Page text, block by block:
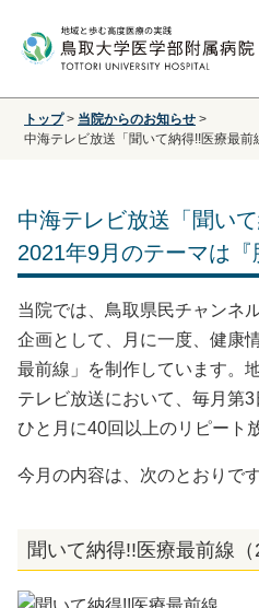
トップ > 当院からのお知らせ >
中海テレビ放送「聞いて納得!!医療最前
中海テレビ放送「聞い
2021年9月のテーマは『
当院では、鳥取県民チャンネ
企画として、月に一度、健康
最前線」を制作しています。
テレビ放送において、毎月第3
ひと月に40回以上のリピート
今月の内容は、次のとおりで
聞いて納得!!医療最前線（